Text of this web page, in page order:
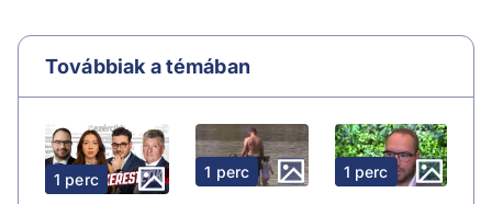
Továbbiak a témában
1 perc 1 perc 1 perc